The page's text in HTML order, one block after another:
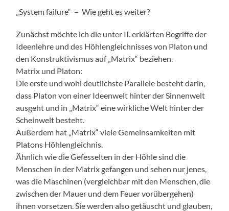
„System failure“ – Wie geht es weiter?
Zunächst möchte ich die unter II. erklärten Begriffe der
Ideenlehre und des Höhlengleichnisses von Platon und
den Konstruktivismus auf „Matrix“ beziehen.
Matrix und Platon:
Die erste und wohl deutlichste Parallele besteht darin,
dass Platon von einer Ideenwelt hinter der Sinnenwelt
ausgeht und in „Matrix“ eine wirkliche Welt hinter der
Scheinwelt besteht.
Außerdem hat „Matrix“ viele Gemeinsamkeiten mit
Platons Höhlengleichnis.
Ähnlich wie die Gefesselten in der Höhle sind die
Menschen in der Matrix gefangen und sehen nur jenes,
was die Maschinen (vergleichbar mit den Menschen, die
zwischen der Mauer und dem Feuer vorübergehen)
ihnen vorsetzen. Sie werden also getäuscht und glauben,